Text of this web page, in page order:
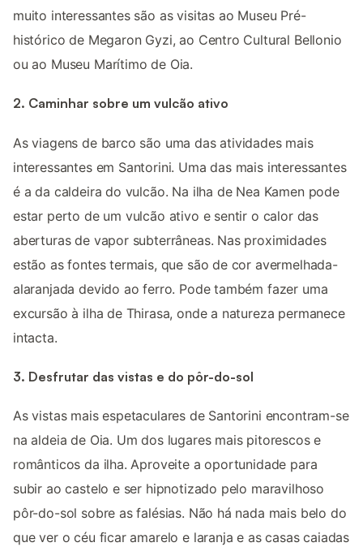
muito interessantes são as visitas ao Museu Pré-
histórico de Megaron Gyzi, ao Centro Cultural Bellonio
ou ao Museu Marítimo de Oia.
2. Caminhar sobre um vulcão ativo
As viagens de barco são uma das atividades mais
interessantes em Santorini. Uma das mais interessantes
é a da caldeira do vulcão. Na ilha de Nea Kamen pode
estar perto de um vulcão ativo e sentir o calor das
aberturas de vapor subterrâneas. Nas proximidades
estão as fontes termais, que são de cor avermelhada-
alaranjada devido ao ferro. Pode também fazer uma
excursão à ilha de Thirasa, onde a natureza permanece
intacta.
3. Desfrutar das vistas e do pôr-do-sol
As vistas mais espetaculares de Santorini encontram-se
na aldeia de Oia. Um dos lugares mais pitorescos e
românticos da ilha. Aproveite a oportunidade para
subir ao castelo e ser hipnotizado pelo maravilhoso
pôr-do-sol sobre as falésias. Não há nada mais belo do
que ver o céu ficar amarelo e laranja e as casas caiadas